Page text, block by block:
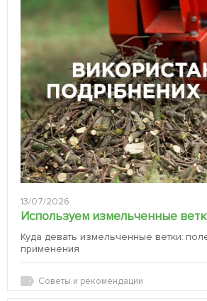
13/07/2026
Используем измельченные
Куда девать измельченные ветки:
применения
Советы и рекомендации